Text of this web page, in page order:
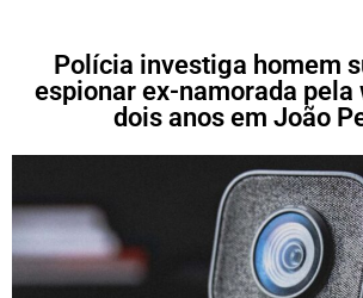
Polícia investiga homem
espionar ex-namorada pela
dois anos em João